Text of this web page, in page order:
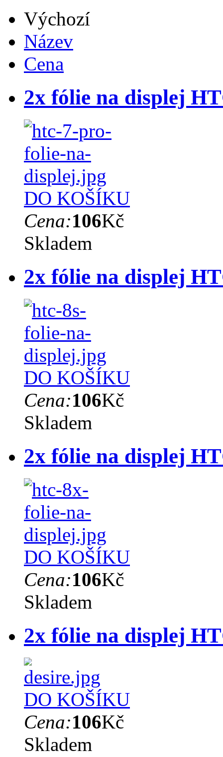
Výchozí
Název
Cena
2x fólie na displej
DO KOŠÍKU
Cena:106Kč
Skladem
2x fólie na displej
DO KOŠÍKU
Cena:106Kč
Skladem
2x fólie na displej
DO KOŠÍKU
Cena:106Kč
Skladem
2x fólie na displej
DO KOŠÍKU
Cena:106Kč
Skladem